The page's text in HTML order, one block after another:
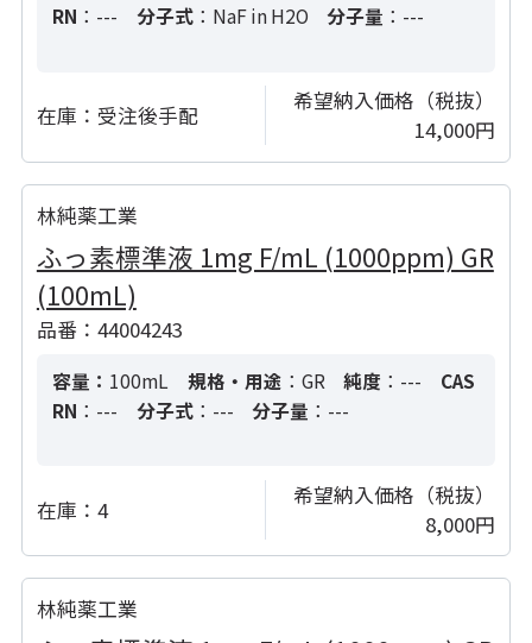
RN ：--- 分子式：NaF in H2O 分子量 ：---
在庫： 受注後手配
希望納入価格（税抜）
14,000円
林純薬工業
ふっ素標準液 1mg F/mL (1000ppm) GR
(100mL)
品番：44004243
容量： 100mL 規格・用途 ：GR 純度 ：---
CAS
RN ：--- 分子式：--- 分子量 ：---
在庫： 4
希望納入価格（税抜）
8,000円
林純薬工業